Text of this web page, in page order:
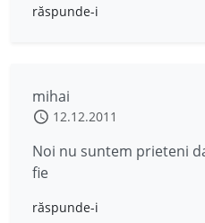
răspunde-i
mihai
12.12.2011
Noi nu suntem prieteni
fie
răspunde-i